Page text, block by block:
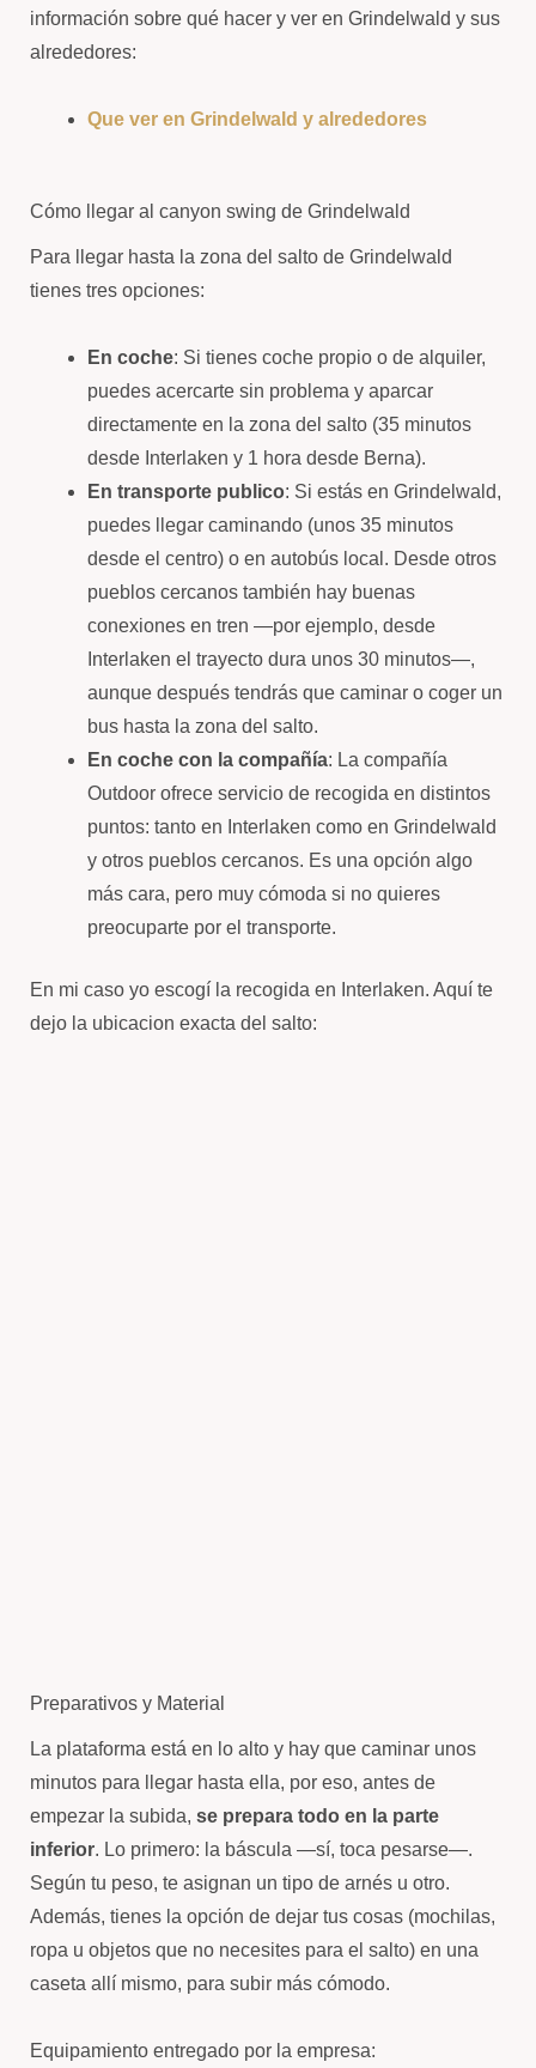
información sobre qué hacer y ver en Grindelwald y sus
alrededores:
Que ver en Grindelwald y alrededores
Cómo llegar al canyon swing de Grindelwald
Para llegar hasta la zona del salto de Grindelwald
tienes tres opciones:
En coche: Si tienes coche propio o de alquiler,
puedes acercarte sin problema y aparcar
directamente en la zona del salto (35 minutos
desde Interlaken y 1 hora desde Berna).
En transporte publico: Si estás en Grindelwald,
puedes llegar caminando (unos 35 minutos
desde el centro) o en autobús local. Desde otros
pueblos cercanos también hay buenas
conexiones en tren —por ejemplo, desde
Interlaken el trayecto dura unos 30 minutos—,
aunque después tendrás que caminar o coger un
bus hasta la zona del salto.
En coche con la compañía: La compañía
Outdoor ofrece servicio de recogida en distintos
puntos: tanto en Interlaken como en Grindelwald
y otros pueblos cercanos. Es una opción algo
más cara, pero muy cómoda si no quieres
preocuparte por el transporte.
En mi caso yo escogí la recogida en Interlaken. Aquí te
dejo la ubicacion exacta del salto:
Preparativos y Material
La plataforma está en lo alto y hay que caminar unos
minutos para llegar hasta ella, por eso, antes de
empezar la subida, se prepara todo en la parte
inferior. Lo primero: la báscula —sí, toca pesarse—.
Según tu peso, te asignan un tipo de arnés u otro.
Además, tienes la opción de dejar tus cosas (mochilas,
ropa u objetos que no necesites para el salto) en una
caseta allí mismo, para subir más cómodo.
Equipamiento entregado por la empresa: